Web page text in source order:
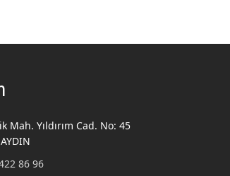
Mah. Yıldırım Cad. No: 45
86 96